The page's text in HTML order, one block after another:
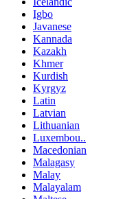
Igbo
Javanese
Kannada
Kazakh
Khmer
Kurdish
Kyrgyz
Latin
Latvian
Lithuanian
Luxembou..
Macedonian
Malagasy
Malay
Malayalam